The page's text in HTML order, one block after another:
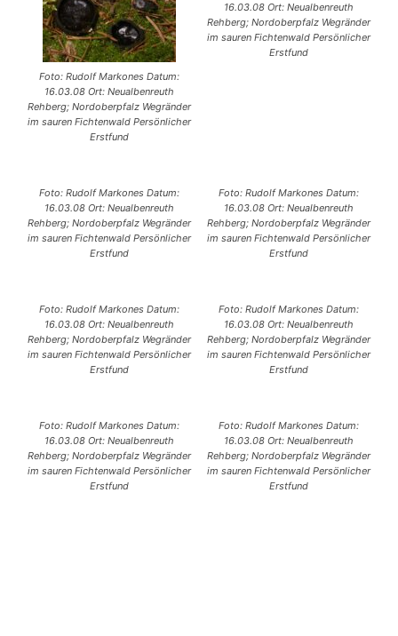
Foto: Rudolf Markones Datum:
16.03.08 Ort: Neualbenreuth
Rehberg; Nordoberpfalz Wegränder
im sauren Fichtenwald Persönlicher
Erstfund
16.03.08 Ort: Neualbenreuth
Rehberg; Nordoberpfalz Wegränder
im sauren Fichtenwald Persönlicher
Erstfund
Foto: Rudolf Markones Datum:
16.03.08 Ort: Neualbenreuth
Rehberg; Nordoberpfalz Wegränder
im sauren Fichtenwald Persönlicher
Erstfund
Foto: Rudolf Markones Datum:
16.03.08 Ort: Neualbenreuth
Rehberg; Nordoberpfalz Wegränder
im sauren Fichtenwald Persönlicher
Erstfund
Foto: Rudolf Markones Datum:
16.03.08 Ort: Neualbenreuth
Rehberg; Nordoberpfalz Wegränder
im sauren Fichtenwald Persönlicher
Erstfund
Foto: Rudolf Markones Datum:
16.03.08 Ort: Neualbenreuth
Rehberg; Nordoberpfalz Wegränder
im sauren Fichtenwald Persönlicher
Erstfund
Foto: Rudolf Markones Datum:
16.03.08 Ort: Neualbenreuth
Rehberg; Nordoberpfalz Wegränder
im sauren Fichtenwald Persönlicher
Erstfund
Foto: Rudolf Markones Datum:
16.03.08 Ort: Neualbenreuth
Rehberg; Nordoberpfalz Wegränder
im sauren Fichtenwald Persönlicher
Erstfund